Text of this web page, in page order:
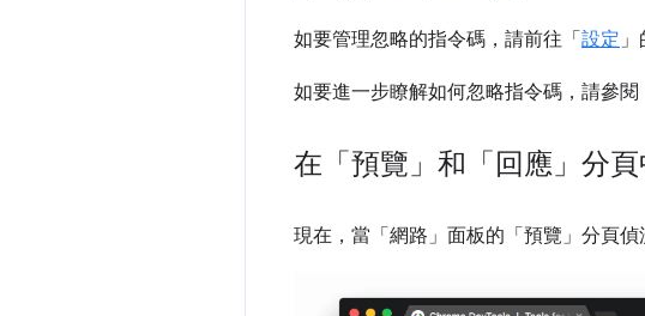
如要管理忽略的指令碼，請前往「設定
如要進一步瞭解如何忽略指令碼，請參閱
在「預覽」和「回應」分
現在，當「網路」 面板的「預覽」 分頁偵